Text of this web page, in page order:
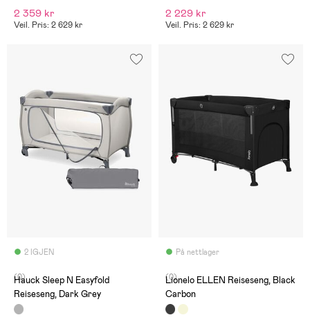
2 359 kr
Veil. Pris: 2 629 kr
2 229 kr
Veil. Pris: 2 629 kr
2 IGJEN
(0)
Hauck Sleep N Easyfold
Reiseseng, Dark Grey
På nettlager
(0)
Lionelo ELLEN Reiseseng, Black
Carbon